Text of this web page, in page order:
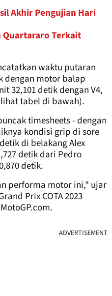
Akhir Pengujian Hari
Quartararo Terkait
waktu putaran
dengan motor balap
32,101 detik dengan V4,
tabel di bawah).
timesheets - dengan
kondisi grip di sore
di belakang Alex
detik dari Pedro
detik.
performa motor ini," ujar
Prix COTA 2023
ADVERTISEMENT